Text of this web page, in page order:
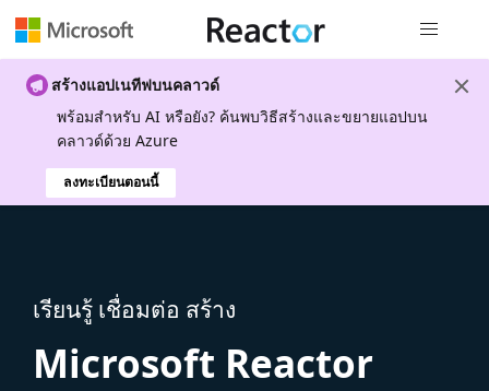
สร้างแอปเนทีฟบนคลาวด์
พร้อมสําหรับ AI หรือยัง? ค้นพบวิธีสร้างและขยายแอปบน
คลาวด์ด้วย Azure
ลงทะเบียนตอนนี้
เรียนรู้ เชื่อมต่อ สร้าง
Microsoft Reactor